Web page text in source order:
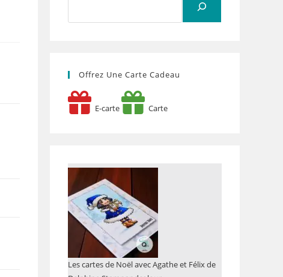
Offrez Une Carte Cadeau
E-carte Carte
Les cartes de Noël avec Agathe et Félix de